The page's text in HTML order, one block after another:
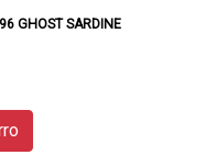
GHOST SARDINE